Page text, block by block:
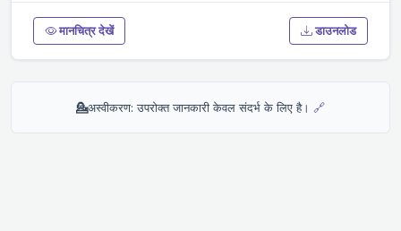
मानचित्र देखें डाउनलोड
💁अस्वीकरण: उपरोक्त जानकारी केवल संदर्भ के लिए है। 🔗